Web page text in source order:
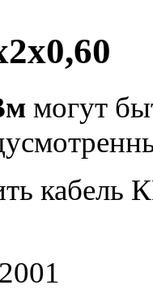
могут
кабель